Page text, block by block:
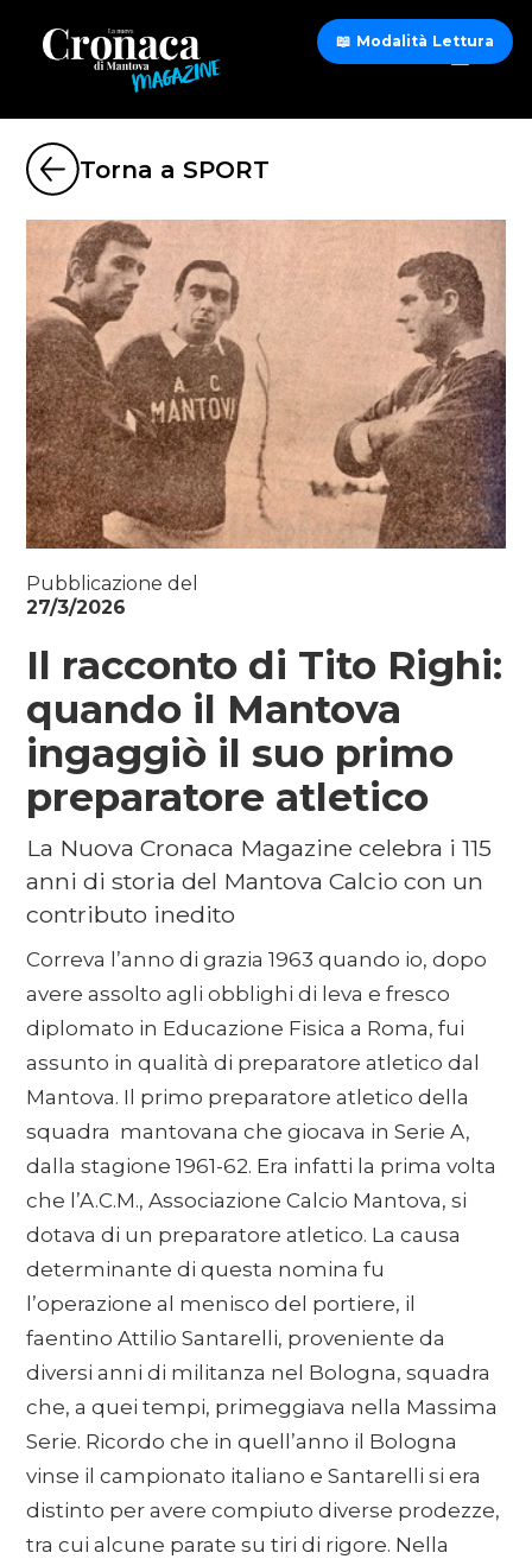
Torna a SPORT
Pubblicazione del
27/3/2026
Il racconto di Tito Righi:
quando il Mantova
ingaggiò il suo primo
preparatore atletico
La Nuova Cronaca Magazine celebra i 115
anni di storia del Mantova Calcio con un
contributo inedito
Correva l’anno di grazia 1963 quando io, dopo
avere assolto agli obblighi di leva e fresco
diplomato in Educazione Fisica a Roma, fui
assunto in qualità di preparatore atletico dal
Mantova. Il primo preparatore atletico della
squadra mantovana che giocava in Serie A,
dalla stagione 1961-62. Era infatti la prima volta
che l’A.C.M., Associazione Calcio Mantova, si
dotava di un preparatore atletico. La causa
determinante di questa nomina fu
l’operazione al menisco del portiere, il
faentino Attilio Santarelli, proveniente da
diversi anni di militanza nel Bologna, squadra
che, a quei tempi, primeggiava nella Massima
Serie. Ricordo che in quell’anno il Bologna
vinse il campionato italiano e Santarelli si era
distinto per avere compiuto diverse prodezze,
tra cui alcune parate su tiri di rigore. Nella
📖 Modalità Lettura